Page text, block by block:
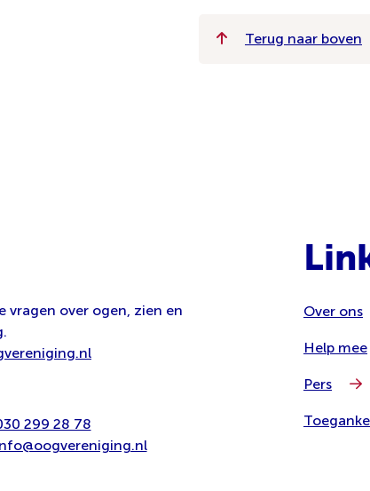
Terug naar boven
vragen over ogen, zien en
299 28 78
Over ons
Help mee
Pers